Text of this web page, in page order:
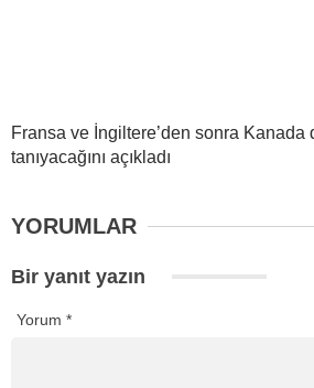
Fransa ve İngiltere’den sonra Kanada
tanıyacağını açıkladı
YORUMLAR
Bir yanıt yazın
Yorum *